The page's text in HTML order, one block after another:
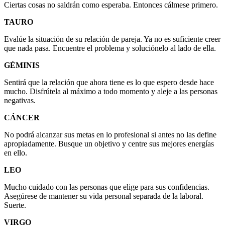
Ciertas cosas no saldrán como esperaba. Entonces cálmese primero.
TAURO
Evalúe la situación de su relación de pareja. Ya no es suficiente creer
que nada pasa. Encuentre el problema y soluciónelo al lado de ella.
GÉMINIS
Sentirá que la relación que ahora tiene es lo que espero desde hace
mucho. Disfrútela al máximo a todo momento y aleje a las personas
negativas.
CÁNCER
No podrá alcanzar sus metas en lo profesional si antes no las define
apropiadamente. Busque un objetivo y centre sus mejores energías
en ello.
LEO
Mucho cuidado con las personas que elige para sus confidencias.
Asegúrese de mantener su vida personal separada de la laboral.
Suerte.
VIRGO